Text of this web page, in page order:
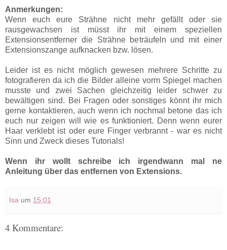
Anmerkungen:
Wenn euch eure Strähne nicht mehr gefällt oder sie
rausgewachsen ist müsst ihr mit einem speziellen
Extensionsentferner die Strähne beträufeln und mit einer
Extensionszange aufknacken bzw. lösen.
Leider ist es nicht möglich gewesen mehrere Schritte zu
fotografieren da ich die Bilder alleine vorm Spiegel machen
musste und zwei Sachen gleichzeitig leider schwer zu
bewältigen sind. Bei Fragen oder sonstiges könnt ihr mich
gerne kontaktieren, auch wenn ich nochmal betone das ich
euch nur zeigen will wie es funktioniert. Denn wenn eurer
Haar verklebt ist oder eure Finger verbrannt - war es nicht
Sinn und Zweck dieses Tutorials!
Wenn ihr wollt schreibe ich irgendwann mal ne
Anleitung über das entfernen von Extensions.
Isa um 15:01
4 Kommentare: